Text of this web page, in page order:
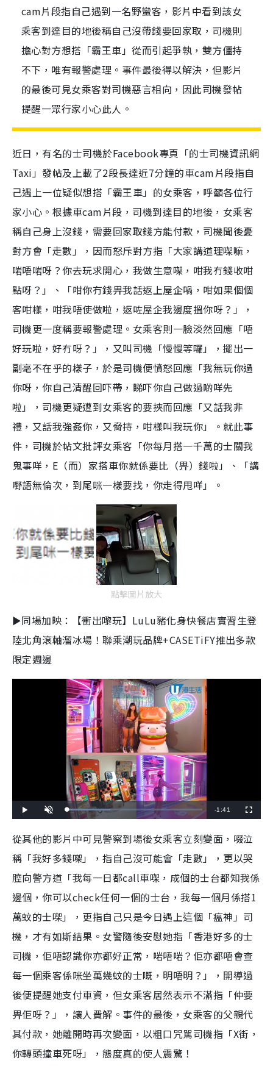
cam片段指自己遇到一名野蠻客，影片中看到該女
乘客到達目的地後稱自己沒帶錢要回家取，司機則
擔心對方想搭「霸王車」從而引起爭執，雙方僵持
不下，唯有報警處理。事件最後得以解決，但影片
的最後可見女乘客對司機惡言相向，因此司機發帖
提醒一眾行家小心此人。
近日，有名的士司機於Facebook專頁「的士司機資訊網
Taxi」發帖及上載了2段長達近7分鐘的車cam片段指自
己遇上一位疑似想搭「霸王車」的女乘客，呼籲各位行
家小心。根據車cam片段，司機到達目的地後，女乘客
稱自己身上沒錢，需要回家取錢方能付款，司機聞後憂
對方會「走數」，因而怒斥對方指「大家講道理㗎嘛，
啱唔啱呀？你去玩求開心，我做生意㗎，咁我冇錢收咁
點呀？」、「咁你冇錢畀我話返上屋企喎，咁如果個個
客咁樣，咁我唔使做啦，返咗屋企我邊度搵你呀？」，
司機更一度稱要報警處理。女乘客則一臉淡然回應「唔
好玩啦，好冇呀？」，又叫司機「慢慢等囉」，擺出一
副毫不在乎的樣子，於是司機便憤怒回應「我無玩你過
你呀，你自己清醒回吓帶，睇吓你自己做過啲咩先
啦」，司機更疑遭到女乘客的要挾而回應「又話我非
禮，又話我強姦你，又脅持，咁樣叫我玩你」。就此事
件，司機於帖文批評女乘客「你每月搭一千萬的士關我
鬼事咩， E （而）家搭車你就係要比（畀）錢啦」、「講
嘢語無倫次，到尾咪一樣要找，你走得甩咩」。
點擊圖片放大
►同場加映：【衝出嚟玩】LuLu豬化身快餐店實習生登
陸北角滾軸溜冰場！聯乘潮玩品牌+CASETiFY推出多款
限定週邊
l
n
t
e
L
o
e
d
8
%
R
i
n
i
n
g
T
i
m
e
-1:41
u
s
c
e
e
從其他的影片中可見警察到場後女乘客立刻變面，啜泣
稱「我好多錢㗎」，指自己沒可能會「走數」，更以哭
腔向警方道「我每一日都call車㗎，成個的士台都知我係
邊個，你可以check任何一個的士台，我每一個月係搭1
萬蚊的士㗎」，更指自己只是今日遇上這個「瘟神」司
機，才有如斯結果。女警隨後安慰她指「香港好多的士
司機，佢唔認識你亦都好正常，啱唔啱？佢亦都唔會查
每一個乘客係咪坐萬幾蚊的士嘅，明唔明？」，開導過
後便提醒她支付車資，但女乘客居然表示不滿指「仲要
畀佢呀？」，讓人費解。事件的最後，女乘客的父親代
其付款，她離開時再次變面，以粗口咒駡司機指「X街，
你轉頭撞車死呀」，態度真的使人震驚！